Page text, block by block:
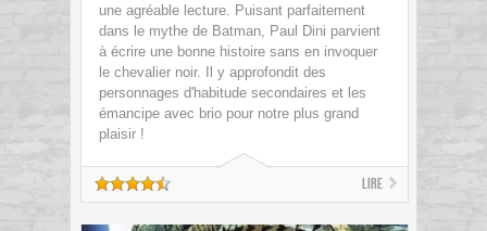
une agréable lecture. Puisant parfaitement
dans le mythe de Batman, Paul Dini parvient
à écrire une bonne histoire sans en invoquer
le chevalier noir. Il y approfondit des
personnages d'habitude secondaires et les
émancipe avec brio pour notre plus grand
plaisir !
Lire